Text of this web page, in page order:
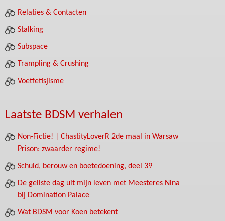
Relaties & Contacten
Stalking
Subspace
Trampling & Crushing
Voetfetisjisme
Laatste BDSM verhalen
Non-Fictie! | ChastityLoverR 2de maal in Warsaw
Prison: zwaarder regime!
Schuld, berouw en boetedoening, deel 39
De geilste dag uit mijn leven met Meesteres Nina
bij Domination Palace
Wat BDSM voor Koen betekent